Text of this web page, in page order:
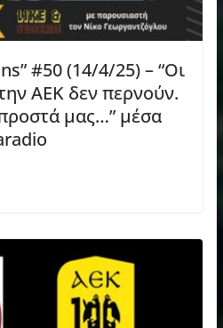
#50 (14/4/25) – “Οι
ΑΕΚ δεν περνούν.
μας…” μέσα